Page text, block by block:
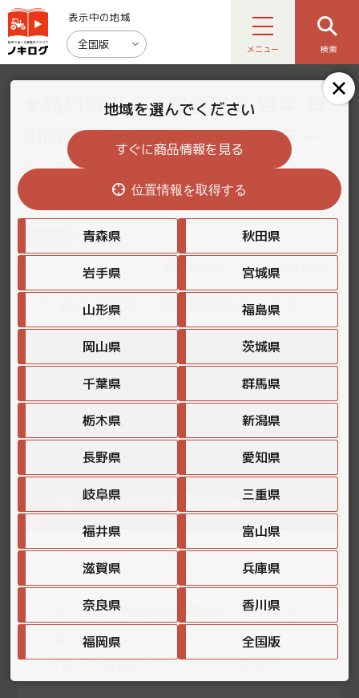
表示中の地域
全国版 メニュー 検索
★売約済み★【農機具王 岩手 奥
州前沢店】ヤンマー トラクター
Ke-50 ヤフオク 出品中
2026.05.10
トラクター
動画投稿日：2026年05月09日
購入者限定！お得な特典あります
特典の詳細はページの最後でご確認ください！
こちらに商品の詳細説明がございます
⇓もっと見るをクリックしてください。
地域を選んでください
すぐに商品情報を見る
位置情報を取得する
青森県 秋田県
岩手県 宮城県
山形県 福島県
岡山県 茨城県
千葉県 群馬県
栃木県 新潟県
長野県 愛知県
岐阜県 三重県
福井県 富山県
滋賀県 兵庫県
奈良県 香川県
福岡県 全国版